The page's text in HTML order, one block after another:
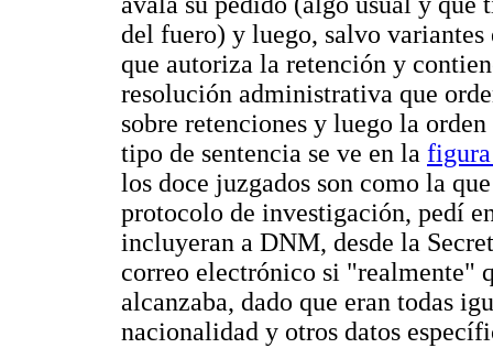
del fuero) y luego, salvo variantes
que autoriza la retención y
resolución administrativa que
sobre retenciones y luego la
tipo de sentencia se ve en la
los doce juzgados son como la
protocolo de investigación, pedí
incluyeran a DNM, desde la
correo electrónico si "realmente"
alcanzaba, dado que eran todas
nacionalidad y otros datos